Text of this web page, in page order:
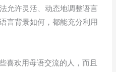
允许灵活、动态地调整语言
言背景如何，都能充分利用
喜欢用母语交流的人，而且